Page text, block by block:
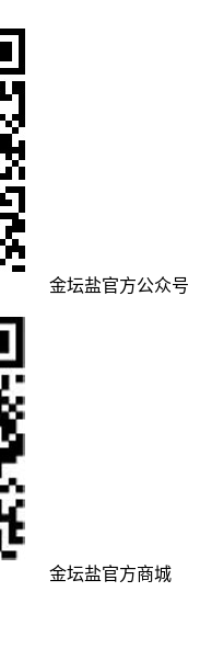
金坛盐官方公众号
金坛盐官方商城